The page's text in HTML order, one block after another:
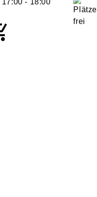
17:00 - 18:00